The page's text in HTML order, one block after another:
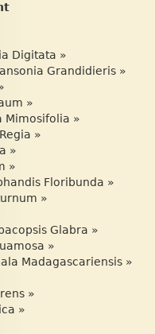
Digitata »
Grandidieris »
»
Mimosifolia »
»
»
»
Floribunda »
»
Glabra »
»
Madagascariensis »
»
»